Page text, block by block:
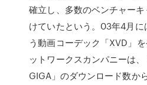
確立し、多数のベンチャー
けていたという。03年4月
う動画コーデック「XVD」
ットワークスカンパニーは
GIGA」のダウンロード数か